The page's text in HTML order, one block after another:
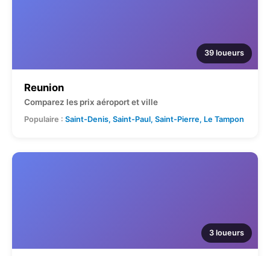
39 loueurs
Reunion
Comparez les prix aéroport et ville
Populaire : Saint-Denis, Saint-Paul, Saint-Pierre, Le Tampon
3 loueurs